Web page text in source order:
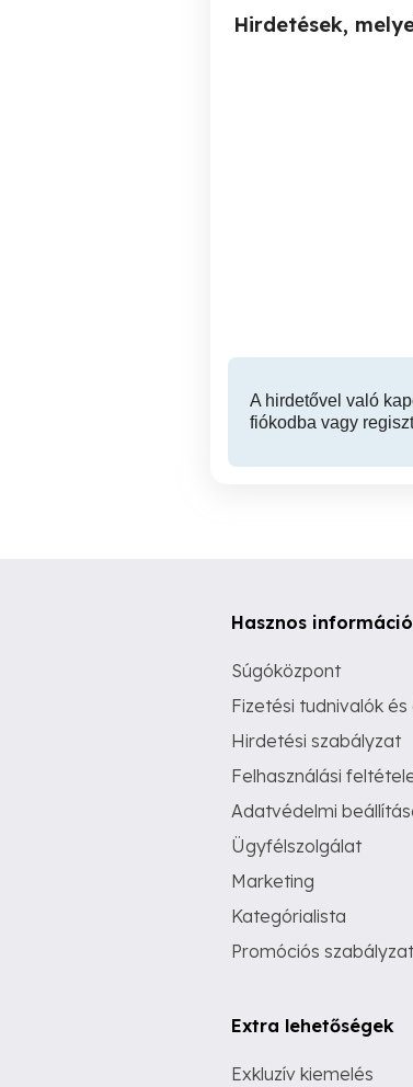
Hirdetések,
A hirdetővel való
fiókodba vagy
Hasznos
Súgóközpont
Fizetési tudnivalók
Hirdetési szabályzat
Felhasználási
Adatvédelmi
Ügyfélszolgálat
Marketing
Kategórialista
Promóciós szabályzat
Extra lehetőségek
Exkluzív kiemelés